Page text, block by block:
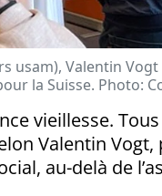
usam), Valentin
la Suisse. Photo:
vieillesse.
Valentin Vogt,
au-delà de